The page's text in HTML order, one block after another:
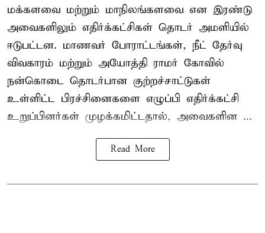
மக்களவை மற்றும் மாநிலங்களவை என இரண்டு
அவைகளிலும் எதிர்க்கட்சிகள் தொடர் அமளியில்
ஈடுபட்டன. மாணவர் போராட்டங்கள், நீட் தேர்வு
விவகாரம் மற்றும் அயோத்தி ராமர் கோவில்
நன்கொடை தொடர்பான குற்றச்சாட்டுகள்
உள்ளிட்ட பிரச்சினைகளை எழுப்பி எதிர்க்கட்சி
உறுப்பினர்கள் முழக்கமிட்டதால், அவைகளின ...
Read More